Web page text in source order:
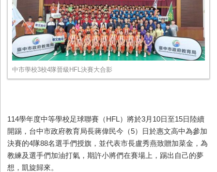
中市學校3校4隊晉級HFL決賽大合影
114學年度中等學校足球聯賽（HFL）將於3月10日至15日陸續
開踢，台中市政府教育局長蔣偉民今（5）日於惠文高中為參加
決賽的4隊88名選手們授旗，並代表市長盧秀燕致贈加菜金，為
教練及選手們加油打氣，期許小將們在賽場上，踢出自己的夢
想，凱旋歸來。